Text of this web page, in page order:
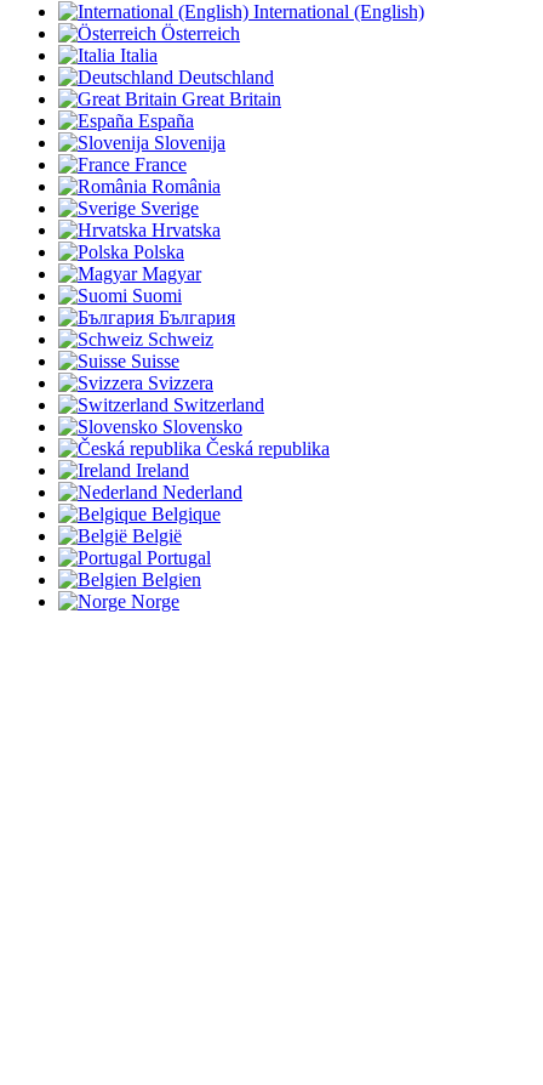
International (English)
Österreich
Italia
Deutschland
Great Britain
España
Slovenija
France
România
Sverige
Hrvatska
Polska
Magyar
Suomi
България
Schweiz
Suisse
Svizzera
Switzerland
Slovensko
Česká republika
Ireland
Nederland
Belgique
België
Portugal
Belgien
Norge